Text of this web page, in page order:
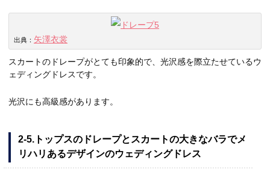
出典： 矢澤衣裳
スカートのドレープがとても印象的で、光沢感を際立たせているウ
ェディングドレスです。
光沢にも高級感があります。
2-5.トップスのドレープとスカートの大きなバラでメ
リハリあるデザインのウェディングドレス